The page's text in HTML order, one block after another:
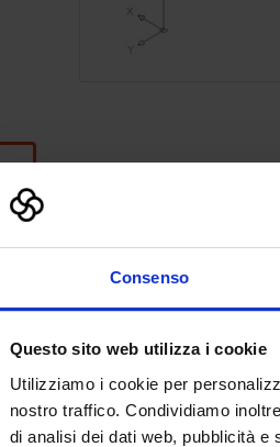
Consenso
Questo sito web utilizza i cookie
Utilizziamo i cookie per
nostro traffico. Condividiamo
di analisi dei dati web, pubblicità e